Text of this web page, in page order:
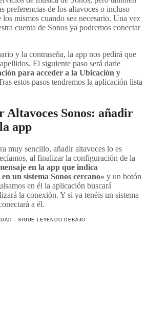
preferencias de los altavoces o incluso
mismos cuando sea necesario. Una vez
cuenta de Sonos ya podremos conectar
y la contraseña, la app nos pedirá que
El siguiente paso será darle
para acceder a la Ubicación y
estos pasos tendremos la aplicación lista
Altavoces Sonos: añadir
app
muy sencillo, añadir altavoces lo es
al finalizar la configuración de la
en la app que indica
un sistema Sonos cercano» y un botón
en él la aplicación buscará
la conexión. Y si ya tenéis un sistema
a él.